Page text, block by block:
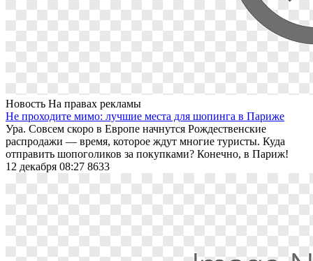
Новость На правах рекламы
Не проходите мимо: лучшие места для шопинга в Париже
Ура. Совсем скоро в Европе начнутся Рождественские
распродажи — время, которое ждут многие туристы. Куда
отправить шопоголиков за покупками? Конечно, в Париж!
12 декабря 08:27 8633